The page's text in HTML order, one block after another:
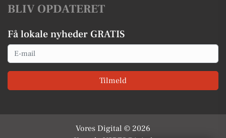
BLIV OPDATERET
Få lokale nyheder GRATIS
Email
Tilmeld
Vores Digital © 2026